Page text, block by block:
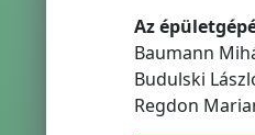
Az
Baumann
Budulski
Regdon